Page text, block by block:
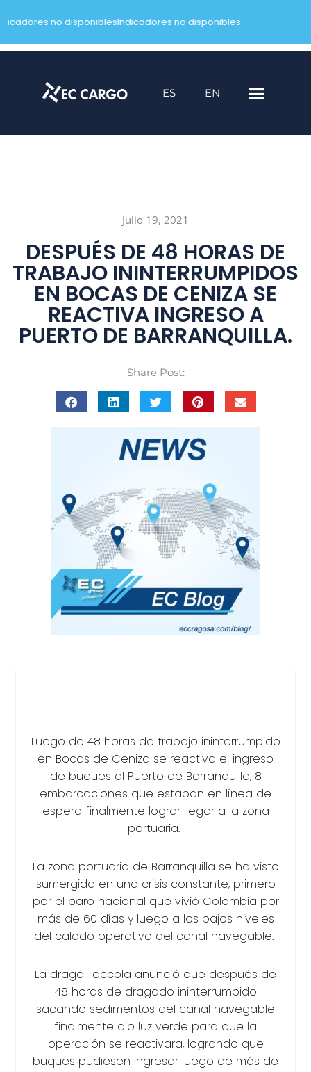
al
no disponiblesIndicadores no disponibles
ES EN
Julio 19, 2021
DESPUÉS DE 48 HORAS DE
TRABAJO ININTERRUMPIDOS
EN BOCAS DE CENIZA SE
REACTIVA INGRESO A
PUERTO DE BARRANQUILLA.
Share Post:
Luego de 48 horas de trabajo ininterrumpido
en Bocas de Ceniza se reactiva el ingreso
de buques al Puerto de Barranquilla, 8
embarcaciones que estaban en línea de
espera finalmente lograr llegar a la zona
portuaria.
La zona portuaria de Barranquilla se ha visto
sumergida en una crisis constante, primero
por el paro nacional que vivió Colombia por
más de 60 días y luego a los bajos niveles
del calado operativo del canal navegable.
La draga Taccola anunció que después de
48 horas de dragado ininterrumpido
sacando sedimentos del canal navegable
finalmente dio luz verde para que la
operación se reactivara, logrando que
buques pudiesen ingresar luego de más de